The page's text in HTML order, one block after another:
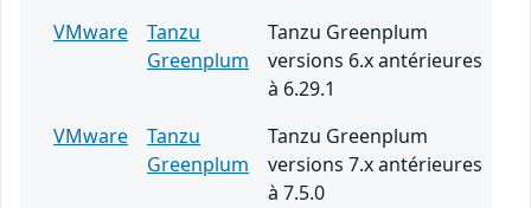
VMware
Tanzu
Greenplum
Tanzu Greenplum
versions 6.x antérieures
à 6.29.1
VMware
Tanzu
Greenplum
Tanzu Greenplum
versions 7.x antérieures
à 7.5.0